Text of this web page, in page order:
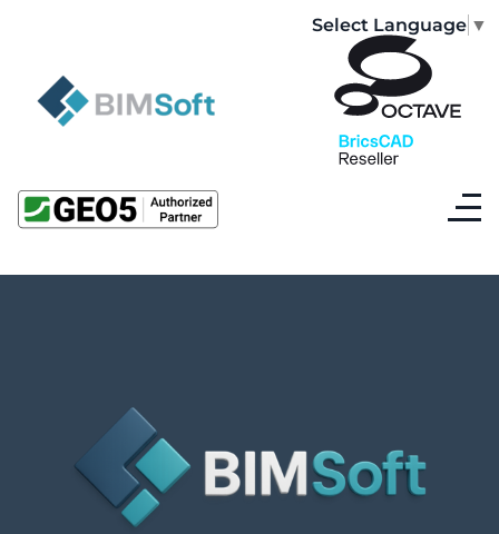
Select Language ▼